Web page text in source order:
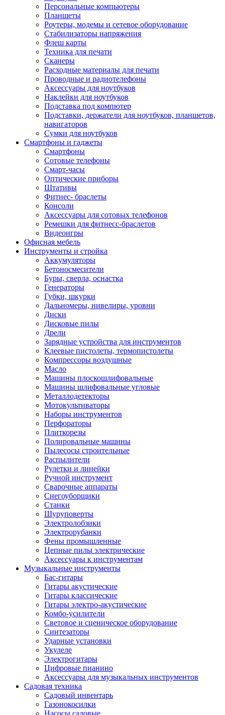
Персональные компьютеры
Планшеты
Роутеры, модемы и сетевое оборудование
Стабилизаторы напряжения
Флеш карты
Техника для печати
Сканеры
Расходные материалы для печати
Проводные и радиотелефоны
Аксессуары для ноутбуков
Наклейки для ноутбуков
Подставка под компютер
Подставки, держатели для ноутбуков, планшетов,
навигаторов
Сумки для ноутбуков
Смартфоны и гаджеты
Смартфоны
Сотовые телефоны
Смарт-часы
Оптические приборы
Штативы
Фитнес- браслеты
Консоли
Аксессуары для сотовых телефонов
Ремешки для фитнесс-браслетов
Видеоигры
Офисная мебель
Инструменты и стройка
Аккумуляторы
Бетоносмесители
Буры, сверла, оснастка
Генераторы
Губки, шкурки
Дальномеры, нивелиры, уровни
Диски
Дисковые пилы
Дрели
Зарядные устройства для инструментов
Клеевые пистолеты, термопистолеты
Компрессоры воздушные
Масло
Машины плоскошлифовальные
Машины шлифовальные угловые
Металлодетекторы
Мотокультиваторы
Наборы инструментов
Перфораторы
Плиткорезы
Полировальные машины
Пылесосы строительные
Распылители
Рулетки и линейки
Ручной инструмент
Сварочные аппараты
Снегоуборщики
Станки
Шуруповерты
Электролобзики
Электрорубанки
Фены промышленные
Цепные пилы электрические
Аксессуары к инструментам
Музыкальные инструменты
Бас-гитары
Гитары акустические
Гитары классические
Гитары электро-акустические
Комбо-усилители
Световое и сценическое оборудование
Синтезаторы
Ударные установки
Укулеле
Электрогитары
Цифровые пианино
Аксессуары для музыкальных инструментов
Садовая техника
Садовый инвентарь
Газонокосилки
Насосы садовые